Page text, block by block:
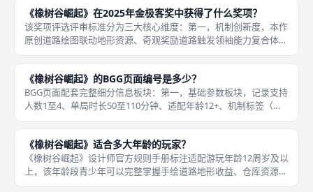
机制依靠
《橡树谷崛起》在2025年金极客奖中获得了什么奖项？
该奖项评选评审标准分为三大核心维度：第一，机制创新度，本作
原创道路绘图联动地形资源、奇观奖励道路触发领袖能力复合体
系，区别于市面上所有传统绘图桌游，评审认定其路线绘制机制具
备行业创新价值；第二，独立发行完成度，设计师单人完成全套设
计、众筹运
《橡树谷崛起》的BGG页面编号是多少？
BGG页面配套完整细分信息板块：第一，基础参数板块，记录支持
人数1至4、单局时长50至110分钟、适配年龄12+、机制标签（纸
笔绘图、资源管理、科技轨道、奇观建造、可变玩家能力）；第
二，众筹档案板块，完整留存Kickstarter众筹目标金
《橡树谷崛起》适合多大年龄的玩家？
《橡树谷崛起》设计师官方规则手册标注适配游玩年龄12周岁及以
上，该年龄段青少年可以完整掌握手绘道路地形收益、仓库资源管
理、科技研发、奇观建造、魔物袭击伤害计算、民众满意度维持全